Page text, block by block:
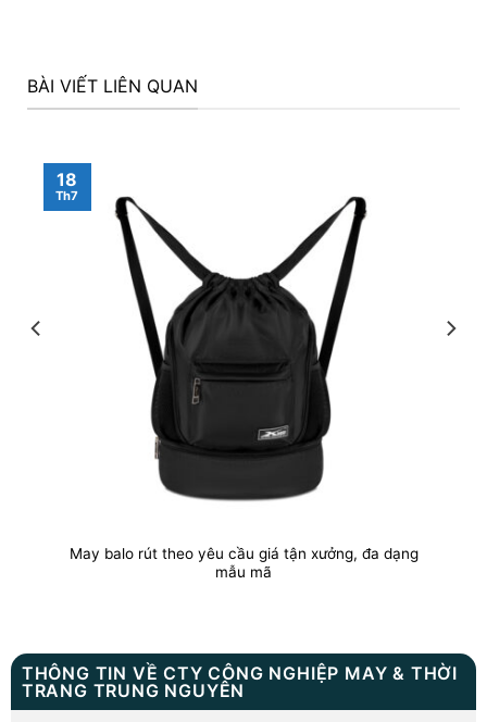
THÔNG TIN VỀ CTY CÔNG NGHIỆP MAY & THỜI
TRANG TRUNG NGUYÊN
BÀI VIẾT LIÊN QUAN
May balo rút theo yêu cầu giá tận xưởng, đa dạng
mẫu mã
18
Th7